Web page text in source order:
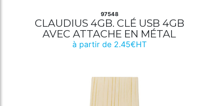
97548
CLAUDIUS 4GB. CLÉ USB 4GB
AVEC ATTACHE EN MÉTAL
à partir de 2.45€HT